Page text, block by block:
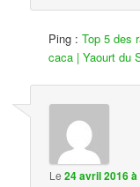
Ping :Top 5 des
caca | Yaourt du
Le24 avril 2016